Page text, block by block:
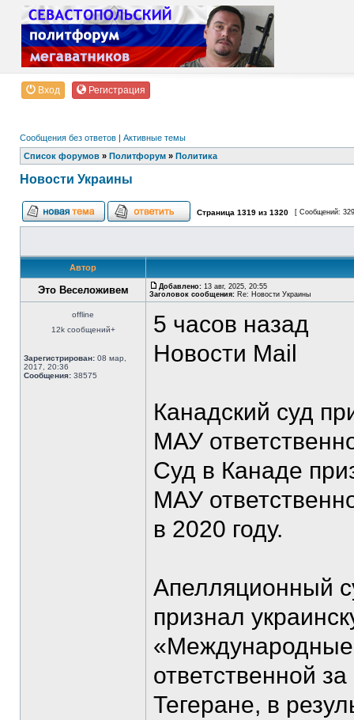
Вход Регистрация
Сообщения без ответов | Активные темы
Список форумов » Политфорум » Политика
Новости Украины
Страница 1319 из 1320 [ Сообщений:
Автор
Это Веселоживем Добавлено: 13 авг, 2025, 20:55
Заголовок сообщения: Re: Новости Украины
offline
12k сообщений+
Зарегистрирован: 08 мар,
2017, 20:36
Сообщения: 38575
5 часов назад
Новости Mail
Канадский суд
МАУ
Суд в Канаде
МАУ
в 2020 году.
Апелляционный
признал
ответственной
Тегеране, в